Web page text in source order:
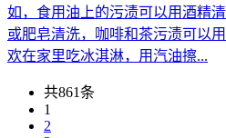
如，食用油上的污渍可以用酒精
或肥皂清洗，咖啡和茶污渍可以
欢在家里吃冰淇淋，用汽油擦...
共861条
1
2